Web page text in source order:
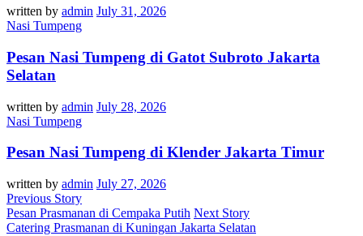
written by admin July 31, 2026
Nasi Tumpeng
Pesan Nasi Tumpeng di Gatot Subroto Jakarta
Selatan
written by admin July 28, 2026
Nasi Tumpeng
Pesan Nasi Tumpeng di Klender Jakarta Timur
written by admin July 27, 2026
Previous Story
Pesan Prasmanan di Cempaka Putih Next Story
Catering Prasmanan di Kuningan Jakarta Selatan